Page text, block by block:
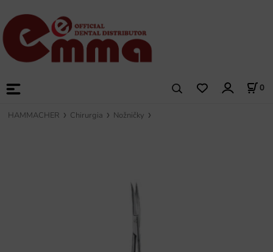
0
HAMMACHER Chirurgia Nožničky